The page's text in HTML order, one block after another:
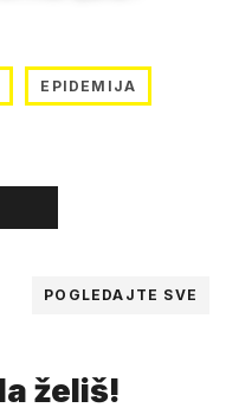
EPIDEMIJA
POGLEDAJTE SVE
želiš!